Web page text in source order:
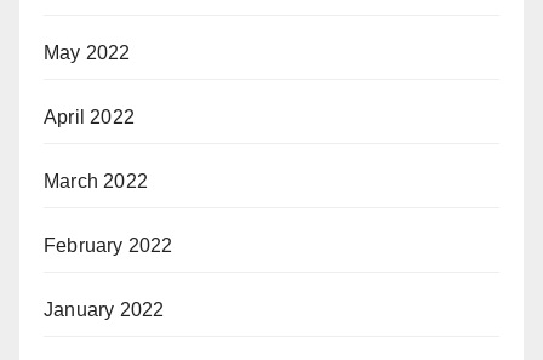
May 2022
April 2022
March 2022
February 2022
January 2022